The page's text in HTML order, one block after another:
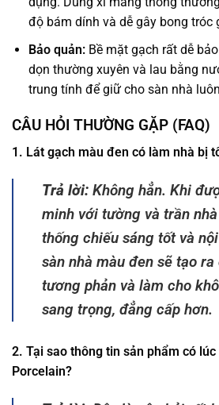
độ bám dính và dễ gây bong tróc
Bảo quản:Bề mặt gạch rất dễ
dọn thường xuyên và lau bằng
trung tính để giữ cho sàn nhà
CÂU HỎI THƯỜNG GẶP (FAQ)
1. Lát gạch màu đen có làm nhà bị
Trả lời: Không hẳn. Khi
minh với tường và trần
thống chiếu sáng tốt và
sàn nhà màu đen sẽ tạo
tương phản và làm cho
sang trọng, đẳng cấp hơn.
2. Tại sao thông tin sản phẩm có
Porcelain?